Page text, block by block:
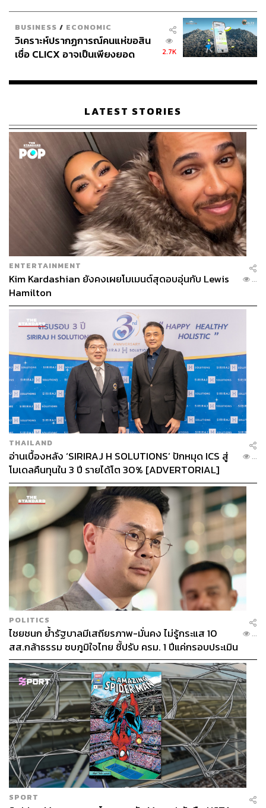
BUSINESS / ECONOMIC
วิเคราะห์ปรากฏการณ์คนแห่ขอสิน
เชื่อ CLICX อาจเป็นเพียงยอด
เรือนไทยที่ถูกซุกไว้
2.7K
LATEST STORIES
ENTERTAINMENT
Kim Kardashian ยังคงเผยโมเมนต์สุดอบอุ่นกับ Lewis
Hamilton
...
THAILAND
อ่านเบื้องหลัง ‘SIRIRAJ H SOLUTIONS’ ปักหมุด ICS สู่
โมเดลคืนทุนใน 3 ปี รายได้โต 30% [ADVERTORIAL]
...
POLITICS
ไชยชนก ย้ำรัฐบาลมีเสถียรภาพ-มั่นคง ไม่รู้กระแส 10
สส.กล้าธรรม ซบภูมิใจไทย ชี้ปรับ ครม. 1 ปีแค่กรอบประเมิน
โยนนายกฯ ตัดสินใจ
...
SPORT